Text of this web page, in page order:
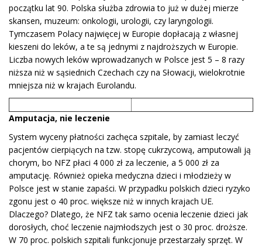
początku lat 90. Polska służba zdrowia to już w dużej mierze
skansen, muzeum: onkologii, urologii, czy laryngologii.
Tymczasem Polacy najwięcej w Europie dopłacają z własnej
kieszeni do leków, a te są jednymi z najdroższych w Europie.
Liczba nowych leków wprowadzanych w Polsce jest 5 – 8 razy
niższa niż w sąsiednich Czechach czy na Słowacji, wielokrotnie
mniejsza niż w krajach Eurolandu.
Amputacja, nie leczenie
System wyceny płatności zachęca szpitale, by zamiast leczyć
pacjentów cierpiących na tzw. stopę cukrzycową, amputowali ją
chorym, bo NFZ płaci 4 000 zł za leczenie, a 5 000 zł za
amputację. Również opieka medyczna dzieci i młodzieży w
Polsce jest w stanie zapaści. W przypadku polskich dzieci ryzyko
zgonu jest o 40 proc. większe niż w innych krajach UE.
Dlaczego? Dlatego, że NFZ tak samo ocenia leczenie dzieci jak
dorosłych, choć leczenie najmłodszych jest o 30 proc. droższe.
W 70 proc. polskich szpitali funkcjonuje przestarzały sprzęt. W